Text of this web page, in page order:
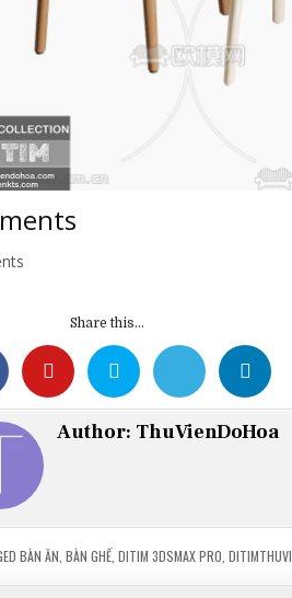
Share this...
Author: ThuVienDoHoa
BÀN ĂN BÀN GHẾ, DITIM 3DSMAX PRO